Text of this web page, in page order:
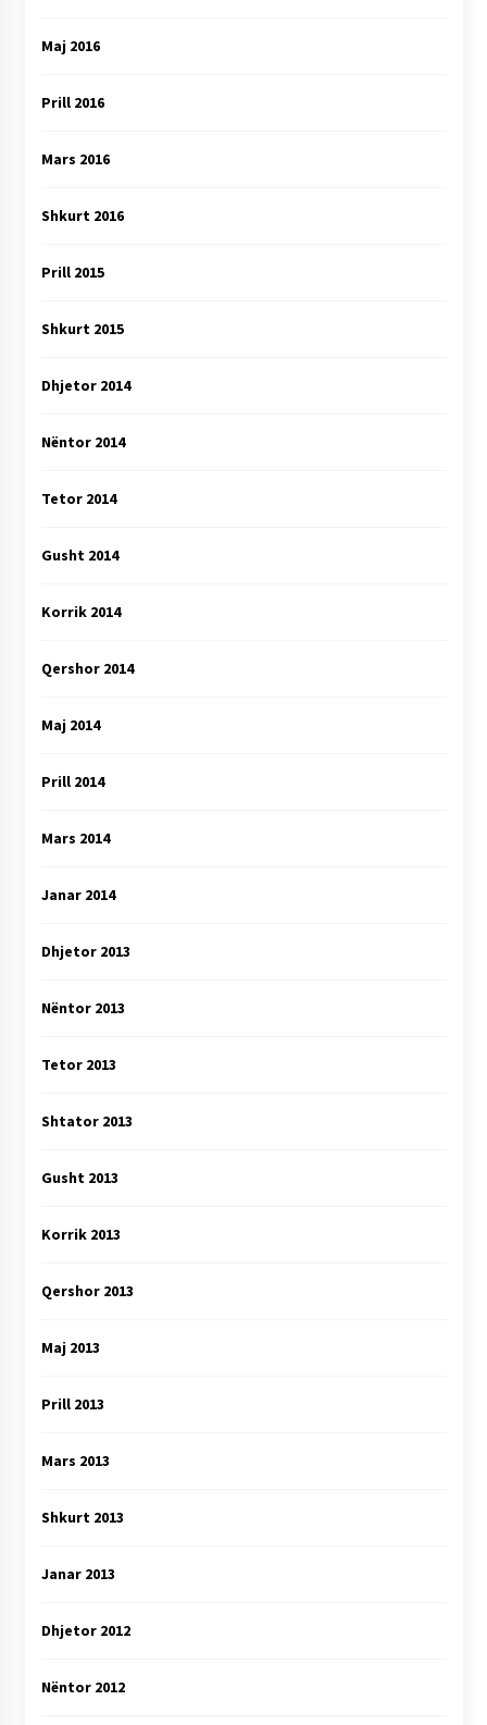
Maj 2016
Prill 2016
Mars 2016
Shkurt 2016
Prill 2015
Shkurt 2015
Dhjetor 2014
Nëntor 2014
Tetor 2014
Gusht 2014
Korrik 2014
Qershor 2014
Maj 2014
Prill 2014
Mars 2014
Janar 2014
Dhjetor 2013
Nëntor 2013
Tetor 2013
Shtator 2013
Gusht 2013
Korrik 2013
Qershor 2013
Maj 2013
Prill 2013
Mars 2013
Shkurt 2013
Janar 2013
Dhjetor 2012
Nëntor 2012